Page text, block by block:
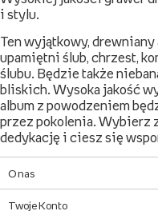
grawerem z pewnością
Wysokiej jakości grawer
i stylu.
Ten wyjątkowy, drewniany
upamiętni ślub, chrzest,
ślubu. Będzie także
bliskich. Wysoka jakość
album z powodzeniem
przez pokolenia. Wybierz
O nas